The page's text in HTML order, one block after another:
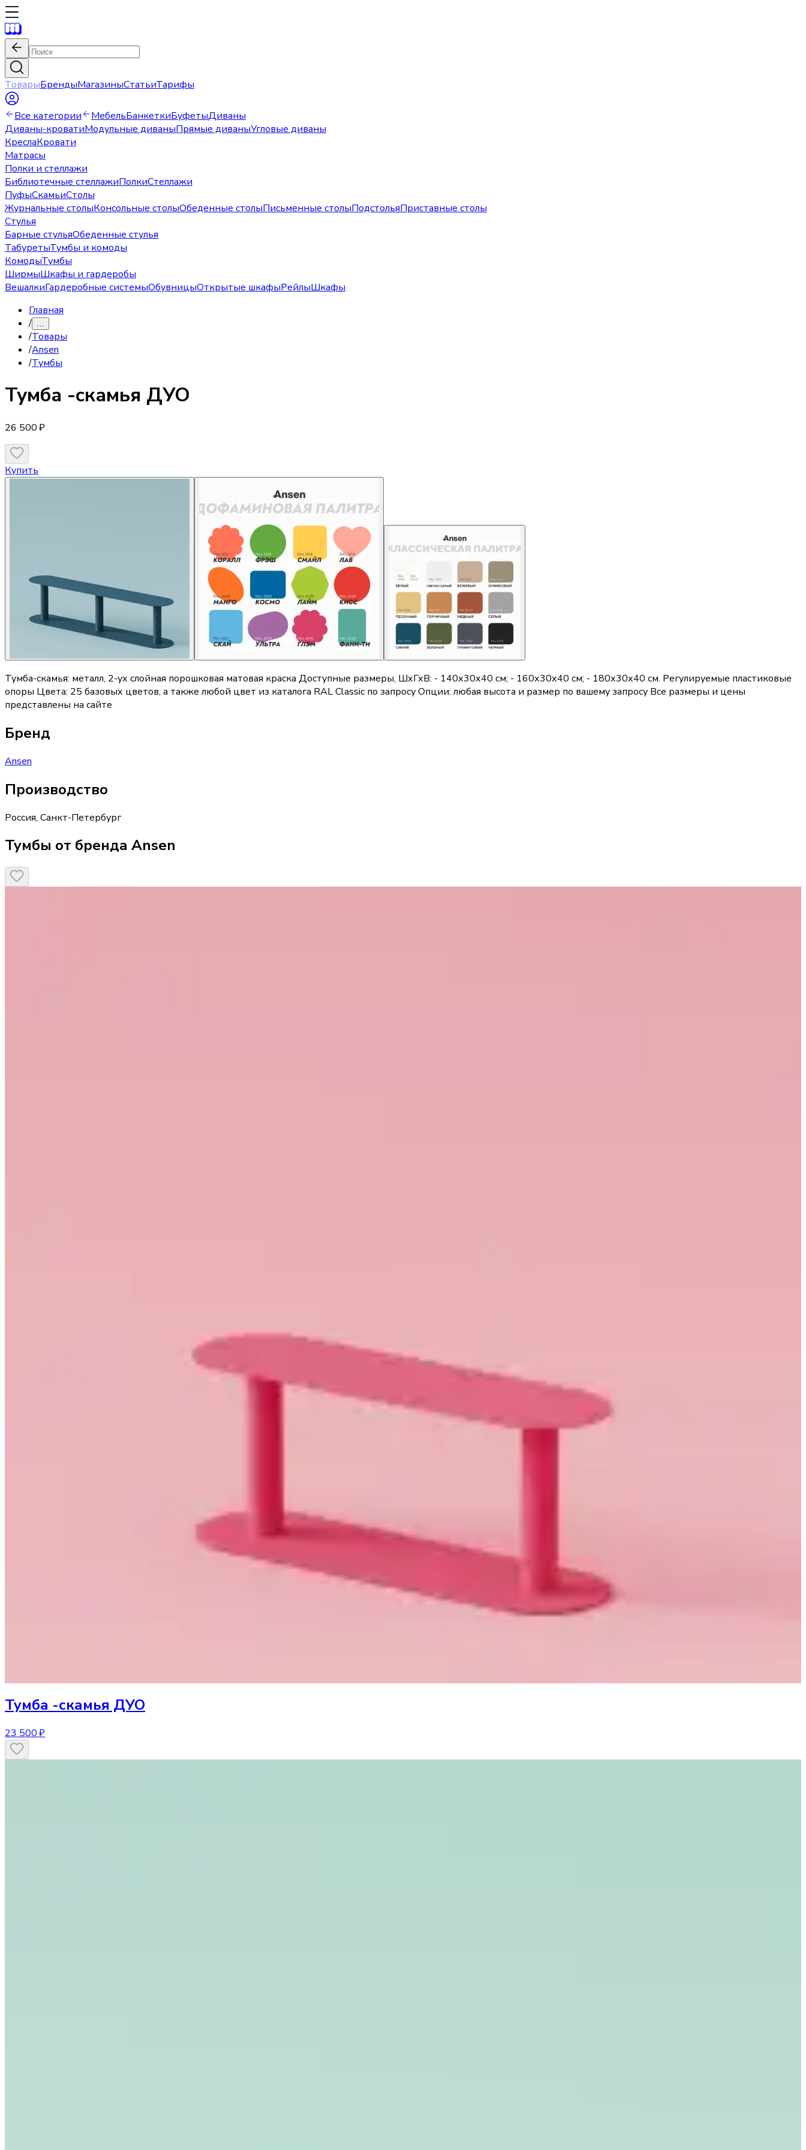
ТоварыБрендыМагазиныСтатьиТарифы
Все категории МебельБанкеткиБуфетыДиваны
Диваны-кроватиМодульные диваныПрямые диваныУгловые диваны
КреслаКровати
Матрасы
Полки и стеллажи
Библиотечные стеллажиПолкиСтеллажи
ПуфыСкамьиСтолы
Журнальные столыКонсольные столыОбеденные столыПисьменные столыПодстольяПриставные столы
Стулья
Барные стульяОбеденные стулья
ТабуретыТумбы и комоды
КомодыТумбы
ШирмыШкафы и гардеробы
ВешалкиГардеробные системыОбувницыОткрытые шкафыРейлыШкафы
Главная
/ …
/Товары
/Ansen
/Тумбы
Тумба -скамья ДУО
26 500 ₽
Купить
Тумба-скамья: металл, 2-ух слойная порошковая матовая краска Доступные размеры, ШхГхВ: - 140х30х40 см; - 160х30х40 см; - 180х30х40 см. Регулируемые пластиковые
опоры Цвета: 25 базовых цветов, а также любой цвет из каталога RAL Classic по запросу Опции: любая высота и размер по вашему запросу Все размеры и цены
представлены на сайте
Бренд
Ansen
Производство
Россия, Санкт-Петербург
Тумбы от бренда Ansen
Тумба -скамья ДУО
23 500 ₽